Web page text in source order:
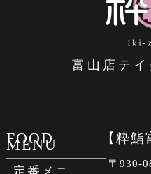
富山店テ
FOOD
MENU 【粋鮨
〒930-